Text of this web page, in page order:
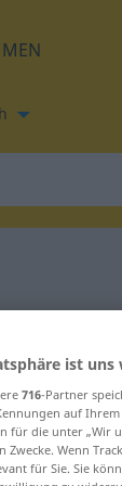
für
ist uns
716-Partner
auf
für die unter „Wir
Zwecke. Wenn
für Sie. Sie